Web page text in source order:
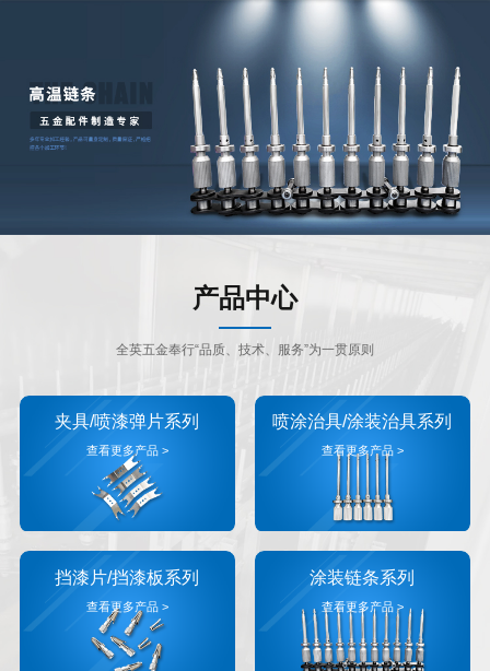
产品中心
全英五金奉行“品质、技术、服务”为一贯原则
夹具/喷漆弹片系列
查看更多产品 >
喷涂治具/涂装治具系列
查看更多产品 >
挡漆片/挡漆板系列
查看更多产品 >
涂装链条系列
查看更多产品 >